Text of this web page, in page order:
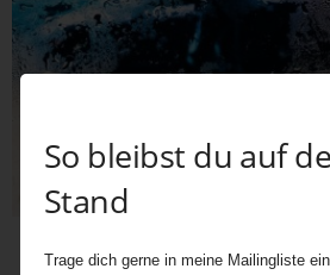
So bleibst du auf
Stand
Trage dich gerne in meine Mailingliste